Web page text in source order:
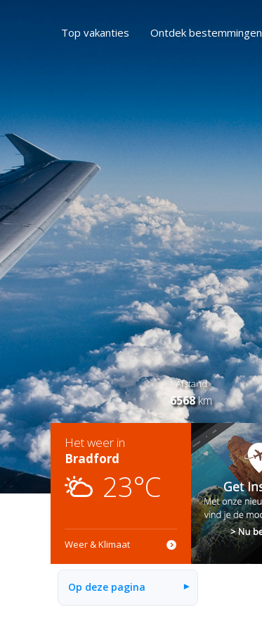
Top vakanties Ontdek bestemmingen
Afstand
6568km
Het weer in
Bradford
23°C
Weer & Klimaat
Op deze pagina ▾